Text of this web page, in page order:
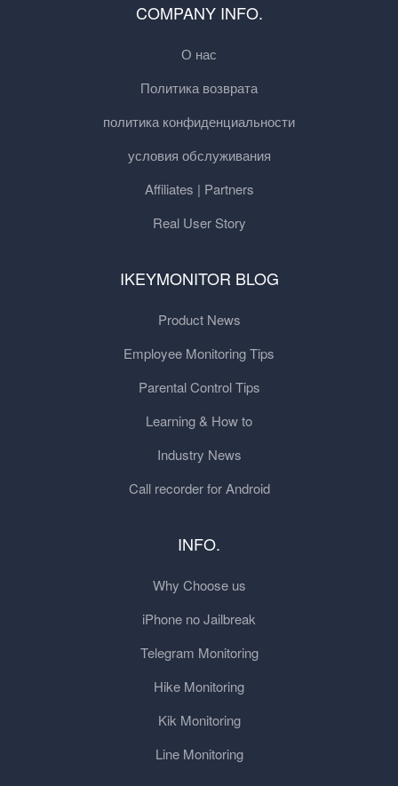
COMPANY INFO.
О нас
Политика возврата
политика конфиденциальности
условия обслуживания
Affiliates | Partners
Real User Story
IKEYMONITOR BLOG
Product News
Employee Monitoring Tips
Parental Control Tips
Learning & How to
Industry News
Call recorder for Android
INFO.
Why Choose us
iPhone no Jailbreak
Telegram Monitoring
Hike Monitoring
Kik Monitoring
Line Monitoring